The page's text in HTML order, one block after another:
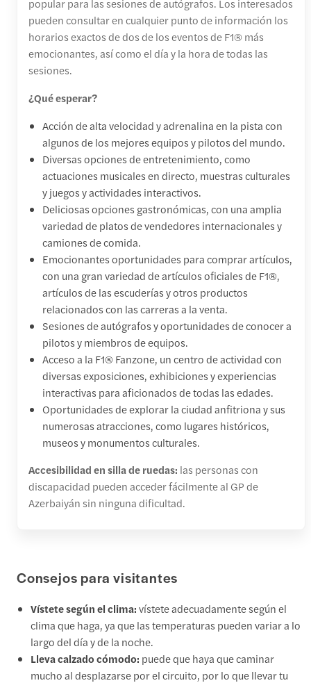
pueden consultar en cualquier punto de información los
horarios exactos de dos de los eventos de F1® más
emocionantes, así como el día y la hora de todas las
sesiones.
¿Qué esperar?
Acción de alta velocidad y adrenalina en la pista con
algunos de los mejores equipos y pilotos del mundo.
Diversas opciones de entretenimiento, como
actuaciones musicales en directo, muestras culturales
y juegos y actividades interactivos.
Deliciosas opciones gastronómicas, con una amplia
variedad de platos de vendedores internacionales y
camiones de comida.
Emocionantes oportunidades para comprar artículos,
con una gran variedad de artículos oficiales de F1®,
artículos de las escuderías y otros productos
relacionados con las carreras a la venta.
Sesiones de autógrafos y oportunidades de conocer a
pilotos y miembros de equipos.
Acceso a la F1® Fanzone, un centro de actividad con
diversas exposiciones, exhibiciones y experiencias
interactivas para aficionados de todas las edades.
Oportunidades de explorar la ciudad anfitriona y sus
numerosas atracciones, como lugares históricos,
museos y monumentos culturales.
Accesibilidad en silla de ruedas: las personas con
discapacidad pueden acceder fácilmente al GP de
Azerbaiyán sin ninguna dificultad.
Consejos para visitantes
Vístete según el clima:vístete adecuadamente según el
clima que haga, ya que las temperaturas pueden variar a lo
largo del día y de la noche.
Lleva calzado cómodo: puede que haya que caminar
mucho al desplazarse por el circuito, por lo que llevar tu